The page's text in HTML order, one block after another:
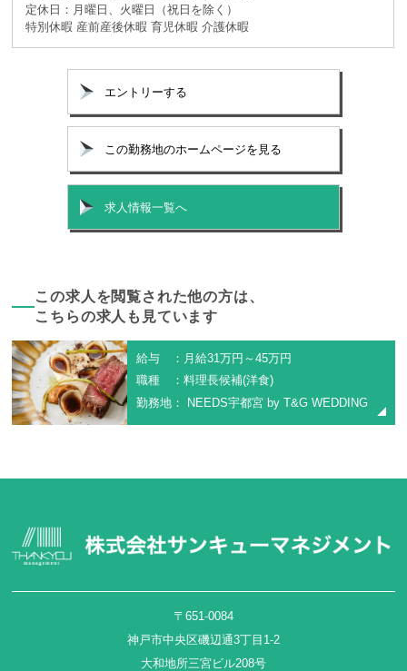
定休日：月曜日、火曜日（祝日を除く）
特別休暇 産前産後休暇 育児休暇 介護休暇
エントリーする
この勤務地のホームページを見る
求人情報一覧へ
この求人を閲覧された他の方は、
こちらの求人も見ています
給与 ：月給31万円～45万円
職種 ：料理長候補(洋食)
勤務地： NEEDS宇都宮 by T&G WEDDING
〒651-0084
神戸市中央区磯辺通3丁目1-2
大和地所三宮ビル208号